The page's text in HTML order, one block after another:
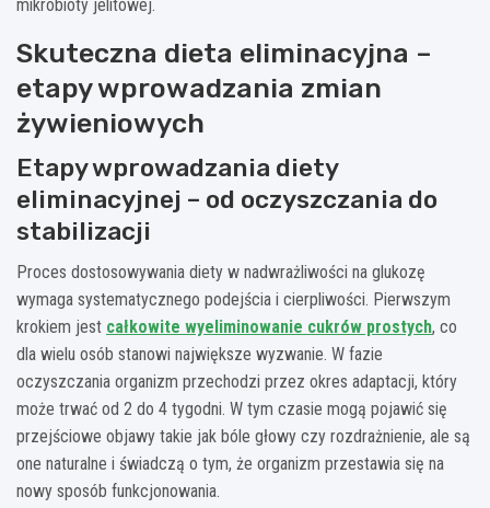
mikrobioty jelitowej.
Skuteczna dieta eliminacyjna –
etapy wprowadzania zmian
żywieniowych
Etapy wprowadzania diety
eliminacyjnej – od oczyszczania do
stabilizacji
Proces dostosowywania diety w nadwrażliwości na glukozę
wymaga systematycznego podejścia i cierpliwości. Pierwszym
krokiem jest całkowite wyeliminowanie cukrów prostych, co
dla wielu osób stanowi największe wyzwanie. W fazie
oczyszczania organizm przechodzi przez okres adaptacji, który
może trwać od 2 do 4 tygodni. W tym czasie mogą pojawić się
przejściowe objawy takie jak bóle głowy czy rozdrażnienie, ale są
one naturalne i świadczą o tym, że organizm przestawia się na
nowy sposób funkcjonowania.